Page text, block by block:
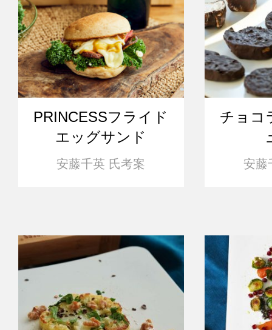
PRINCESSフライド
エッグサンド
安藤千英 氏考案
チョコ
安藤